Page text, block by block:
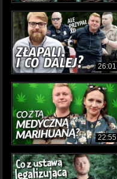
26:01
22:55